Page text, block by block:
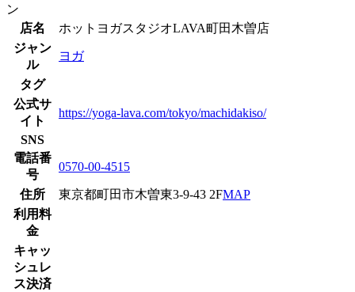
ン
店名
ホットヨガスタジオLAVA町田木曽店
ジャン
ル
ヨガ
タグ
公式サ
イト
https://yoga-lava.com/tokyo/machidakiso/
SNS
電話番
号
0570-00-4515
住所 東京都町田市木曽東3-9-43 2FMAP
利用料
金
キャッ
シュレ
ス決済